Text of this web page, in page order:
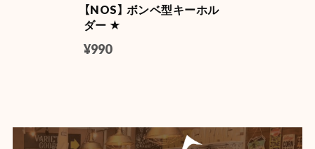
2026/06/04
2026/06/04
【NOS】 ボンベ型キーホル
ダー ★
¥990